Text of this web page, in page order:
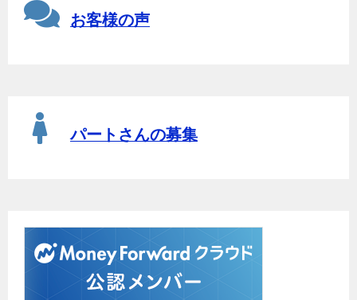
お客様の声
パートさんの募集